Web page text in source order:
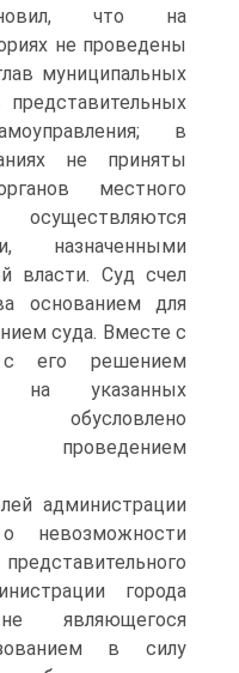
что на
не проведены
муниципальных
в
не приняты
местного
назначенными
власти. Суд счел
основанием для
суда. Вместе с
его решением
на указанных
обусловлено
администрации
невозможности
города
являющегося
в силу